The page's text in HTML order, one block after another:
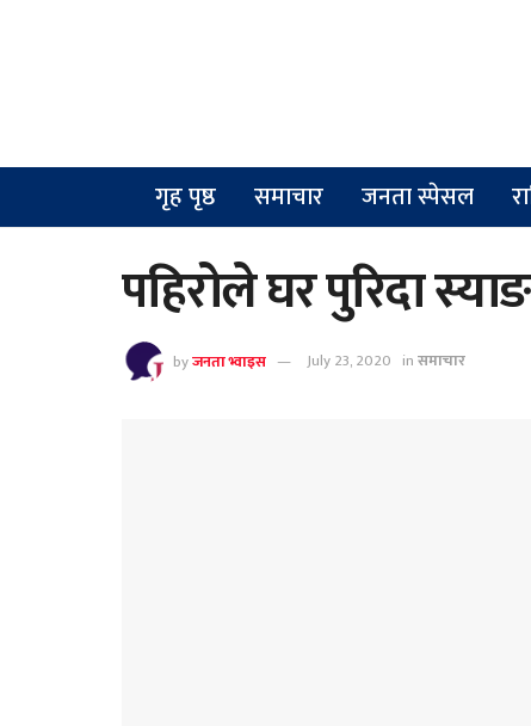
गृह पृष्ठ समाचार जनता स्पेसल
पहिरोले घर पुरिदा
byजनता भ्वाइस July 23, 2020 inसमाचार